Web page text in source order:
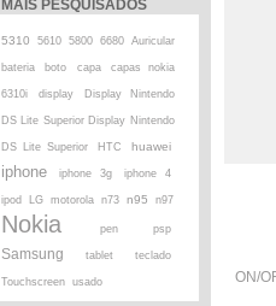
MAIS PESQUISADOS
5310 5610 5800 6680 Auricular
bateria boto capa capas nokia
6310i display Display Nintendo
DS Lite Superior Display Nintendo
DS Lite Superior HTC huawei
iphone iphone 3g iphone 4
ipod LG motorola n73 n95 n97
Nokia pen psp
Samsung tablet teclado
Touchscreen usado ON/